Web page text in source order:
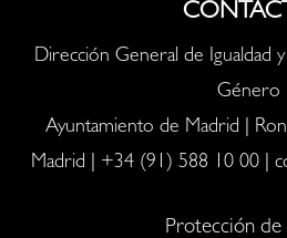
Dirección General de Igualdad
Género
Ayuntamiento de Madrid |
Madrid | +34 (91) 588 10 00|
Protección de